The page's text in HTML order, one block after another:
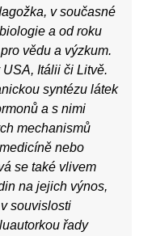
v současné
a od roku
vědu a výzkum.
Itálii či Litvě.
syntézu látek
a s nimi
mechanismů
nebo
se také vlivem
na jejich výnos,
souvislosti
řady